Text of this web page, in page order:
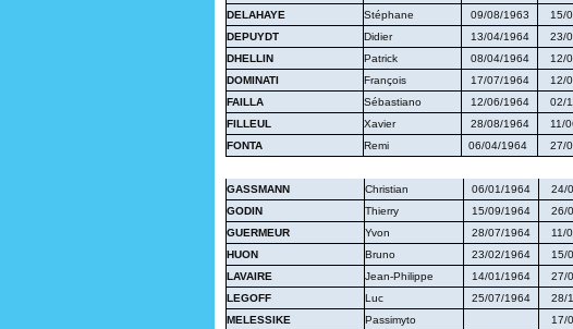
DELAHAYE
Stéphane 09/08/1963 15/
DEPUYDT
Didier 13/04/1964 23/
DHELLIN
Patrick 08/04/1964 12/
DOMINATI
François 17/07/1964 12/
FAILLA
Sébastiano 12/06/1964 02/
FILLEUL
Xavier 28/08/1964 11/
FONTA
Remi 06/04/1964 27/
GASSMANN Christian 06/01/1964 24/
GODIN
Thierry 15/09/1964 26/
GUERMEUR
Yvon 28/07/1964 11/
HUON
Bruno 23/02/1964 15/
LAVAIRE
Jean-Philippe 14/01/1964 27/
LEGOFF
Luc 25/07/1964 28/
MELESSIKE
Passimyto 17/